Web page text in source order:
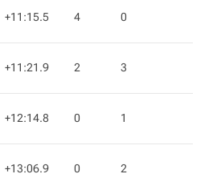
+11:15.5 4 0
+11:21.9 2 3
+12:14.8 0 1
+13:06.9 0 2